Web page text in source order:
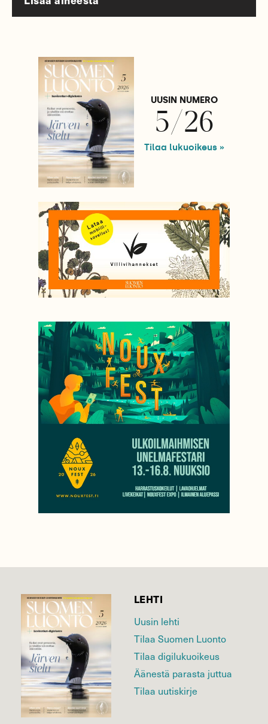
UUSIN NUMERO
5/26
Tilaa lukuoikeus »
LEHTI
Uusin lehti
Tilaa Suomen Luonto
Tilaa digilukuoikeus
Äänestä parasta juttua
Tilaa uutiskirje